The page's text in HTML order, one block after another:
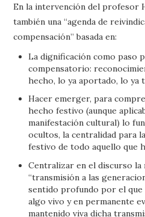
En la intervención del profesor
también una “agenda de
compensación” basada en:
La dignificación como paso
compensatorio:
hecho, lo ya aportado, lo ya
Hacer emerger, para
hecho festivo (aunque
manifestación cultural) lo
ocultos, la centralidad para
festivo de todo aquello que
Centralizar en el discurso la
“transmisión a las
sentido profundo por el
algo vivo y en permanente
mantenido viva dicha